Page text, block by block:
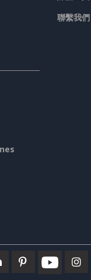
聯繫我們